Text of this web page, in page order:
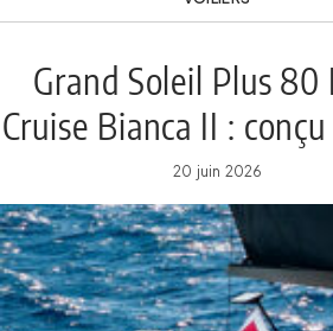
Grand Soleil Plus 80
Cruise Bianca II :
large
20 juin 2026